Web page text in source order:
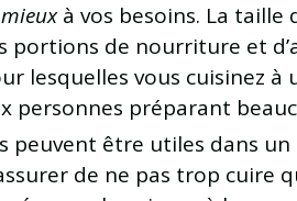
à vos besoins. La
de nourriture et
lesquelles vous cuisinez à
personnes préparant
être utiles dans un
de ne pas trop cuire